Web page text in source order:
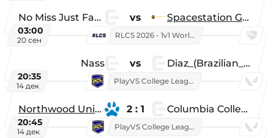
No Miss Just Fake vs Spacestation Gaming
03:00
20 сен
RLCS 2026 - 1v1 World Championship
Nass vs Diaz_(Brazilian_Player)
20:35
14 дек
PlayVS College League 2025: Fall
Northwood University 2 : 1 Columbia College
20:45
14 дек
PlayVS College League 2025: Fall